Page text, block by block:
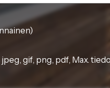
gif, png, pdf, Max.